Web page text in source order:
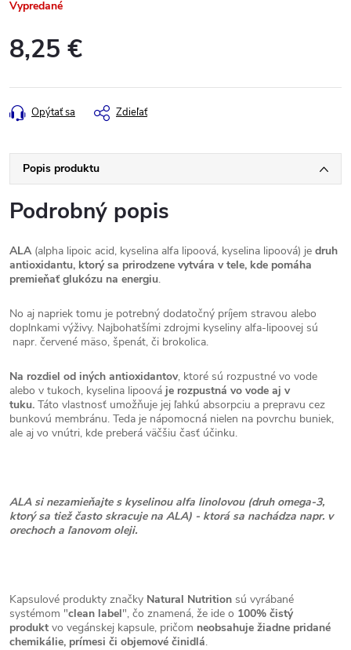
Vypredané
8,25 €
cena:
Opýtať sa Zdieľať
Popis produktu
Podrobný popis
ALA (alpha lipoic acid, kyselina alfa lipoová, kyselina lipoová) je druh
antioxidantu, ktorý sa prirodzene vytvára v tele, kde pomáha
premieňať glukózu na energiu.
No aj napriek tomu je potrebný dodatočný príjem stravou alebo
doplnkami výživy. Najbohatšími zdrojmi kyseliny alfa-lipoovej sú
napr. červené mäso, špenát, či brokolica.
Na rozdiel od iných antioxidantov, ktoré sú rozpustné vo vode
alebo v tukoch, kyselina lipoová je rozpustná vo vode aj v
tuku. Táto vlastnosť umožňuje jej ľahkú absorpciu a prepravu cez
bunkovú membránu. Teda je nápomocná nielen na povrchu buniek,
ale aj vo vnútri, kde preberá väčšiu časť účinku.
ALA si nezamieňajte s kyselinou alfa linolovou (druh omega-3,
ktorý sa tiež často skracuje na ALA) - ktorá sa nachádza napr. v
orechoch a ľanovom oleji.
Kapsulové produkty značky Natural Nutrition sú vyrábané
systémom "clean label", čo znamená, že ide o 100% čistý
produkt vo vegánskej kapsule, pričom neobsahuje žiadne pridané
chemikálie, prímesi či objemové činidlá.